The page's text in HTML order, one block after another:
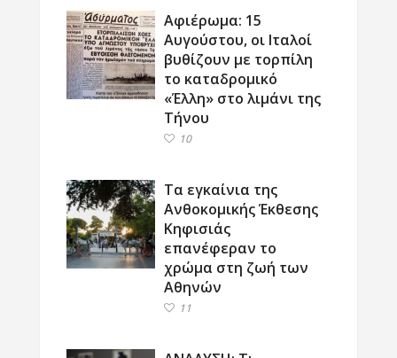
Αφιέρωμα: 15
Αυγούστου, οι Ιταλοί
βυθίζουν με τορπίλη
το καταδρομικό
«Έλλη» στο λιμάνι της
Τήνου
10
Τα εγκαίνια της
Ανθοκομικής Έκθεσης
Κηφισιάς
επανέφεραν το
χρώμα στη ζωή των
Αθηνών
11